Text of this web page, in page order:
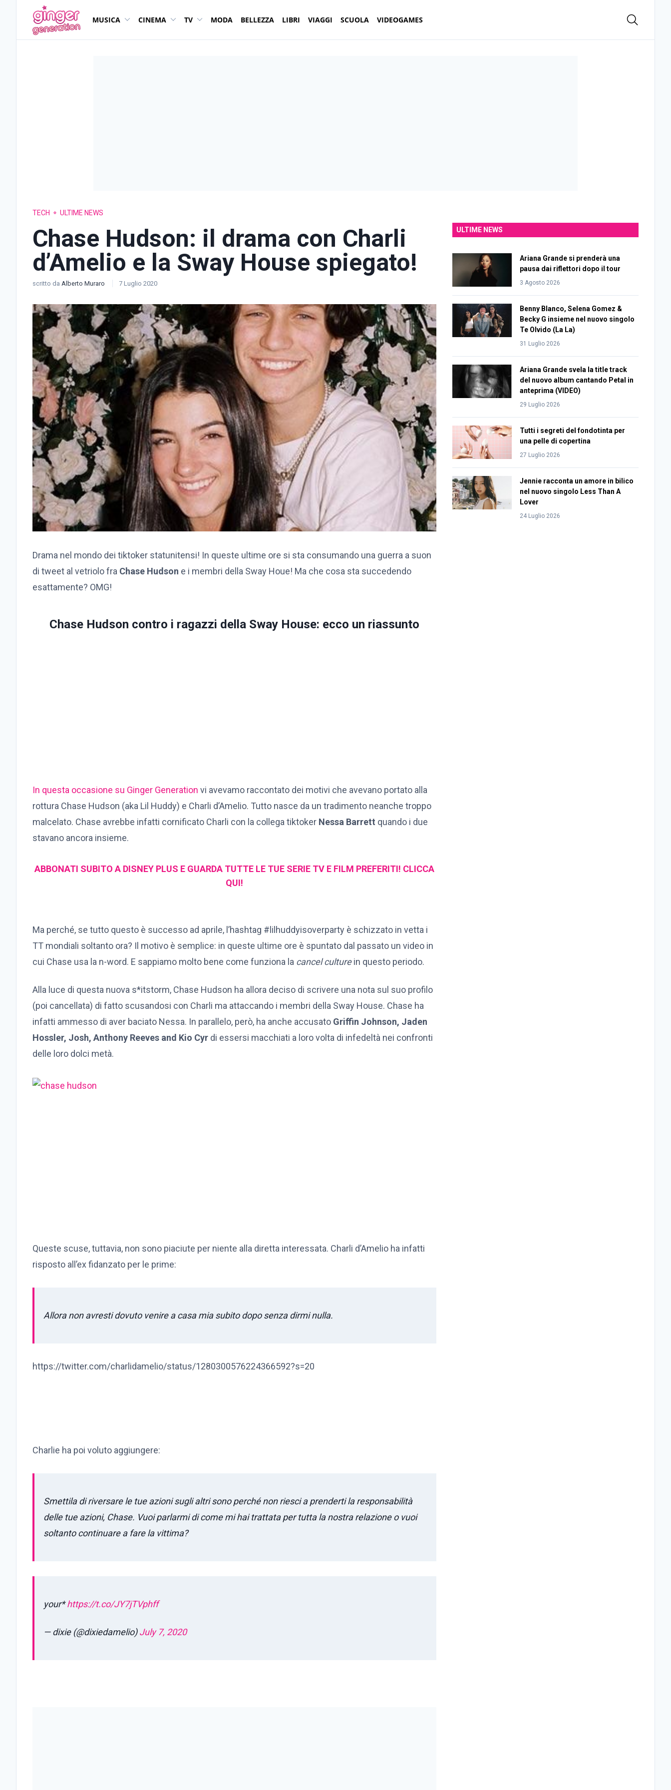
MUSICA CINEMA TV MODA BELLEZZA LIBRI VIAGGI SCUOLA VIDEOGAMES
TECH ULTIME NEWS
Chase Hudson: il drama con Charli
d’Amelio e la Sway House spiegato!
scritto da Alberto Muraro 7 Luglio 2020
Drama nel mondo dei tiktoker statunitensi! In queste ultime ore si sta consumando una guerra a suon
di tweet al vetriolo fra Chase Hudson e i membri della Sway Houe! Ma che cosa sta succedendo
esattamente? OMG!
Chase Hudson contro i ragazzi della Sway House: ecco un riassunto
In questa occasione su Ginger Generation vi avevamo raccontato dei motivi che avevano portato alla
rottura Chase Hudson (aka Lil Huddy) e Charli d’Amelio. Tutto nasce da un tradimento neanche troppo
malcelato. Chase avrebbe infatti cornificato Charli con la collega tiktoker Nessa Barrett quando i due
stavano ancora insieme.
ABBONATI SUBITO A DISNEY PLUS E GUARDA TUTTE LE TUE SERIE TV E FILM PREFERITI! CLICCA
QUI!
Ma perché, se tutto questo è successo ad aprile, l’hashtag #lilhuddyisoverparty è schizzato in vetta i
TT mondiali soltanto ora? Il motivo è semplice: in queste ultime ore è spuntato dal passato un video in
cui Chase usa la n-word. E sappiamo molto bene come funziona la cancel culturein questo periodo.
Alla luce di questa nuova s*itstorm, Chase Hudson ha allora deciso di scrivere una nota sul suo profilo
(poi cancellata) di fatto scusandosi con Charli ma attaccando i membri della Sway House. Chase ha
infatti ammesso di aver baciato Nessa. In parallelo, però, ha anche accusato Griffin Johnson, Jaden
Hossler, Josh, Anthony Reeves and Kio Cyr di essersi macchiati a loro volta di infedeltà nei confronti
delle loro dolci metà.
Queste scuse, tuttavia, non sono piaciute per niente alla diretta interessata. Charli d’Amelio ha infatti
risposto all’ex fidanzato per le prime:
Allora non avresti dovuto venire a casa mia subito dopo senza dirmi nulla.
https://twitter.com/charlidamelio/status/1280300576224366592?s=20
Charlie ha poi voluto aggiungere:
Smettila di riversare le tue azioni sugli altri sono perché non riesci a prenderti la responsabilità
delle tue azioni, Chase. Vuoi parlarmi di come mi hai trattata per tutta la nostra relazione o vuoi
soltanto continuare a fare la vittima?
your*https://t.co/JY7jTVphff
— dixie (@dixiedamelio)July 7, 2020
ULTIME NEWS
Ariana Grande si prenderà una
pausa dai riflettori dopo il tour
3 Agosto 2026
Benny Blanco, Selena Gomez &
Becky G insieme nel nuovo singolo
Te Olvido (La La)
31 Luglio 2026
Ariana Grande svela la title track
del nuovo album cantando Petal in
anteprima (VIDEO)
29 Luglio 2026
Tutti i segreti del fondotinta per
una pelle di copertina
27 Luglio 2026
Jennie racconta un amore in bilico
nel nuovo singolo Less Than A
Lover
24 Luglio 2026